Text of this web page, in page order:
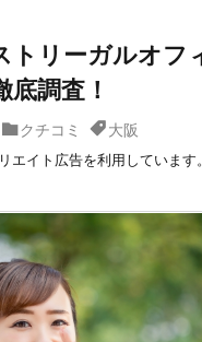
トリーガルオフ
底調査！
クチコミ 大阪
エイト広告を利用しています。